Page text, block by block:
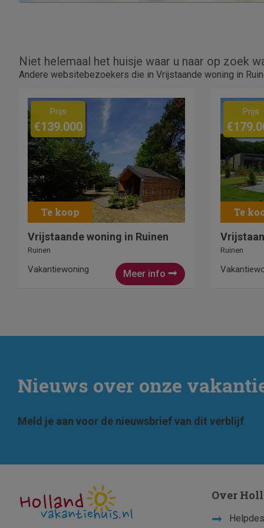
Niet helemaal het huisje waar u naar op zoek
Andere websitebezoekers die in Vrijstaande woning in
Prijs
€139.000
Vrijstaande woning in Ruinen
Ruinen
Meer info
Vakantiewoning
Prijs
Ruinen
Nieuws over onze
Meld je aan voor de nieuwsbrief van dit verblijf
Over